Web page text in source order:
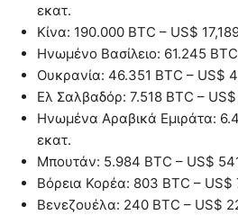
εκατ.
Κίνα: 190.000 BTC – US$
Ηνωμένο Βασίλειο: 61.245
Ουκρανία: 46.351 BTC – US$
Ελ Σαλβαδόρ: 7.518 BTC –
Ηνωμένα Αραβικά Εμιράτα:
εκατ.
Μπουτάν: 5.984 BTC – US$
Βόρεια Κορέα: 803 BTC – US$
Βενεζουέλα: 240 BTC – US$